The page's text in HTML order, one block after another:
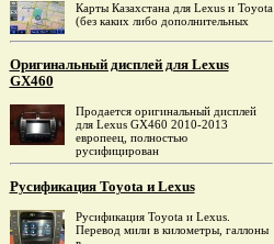
Карты Казахстана для Lexus и Toyota
(без каких либо дополнительных
Оригинальный дисплей для Lexus
GX460
Продается оригинальный дисплей
для Lexus GX460 2010-2013
европеец, полностью
русифицирован
Русификация Toyota и Lexus
Русификация Toyota и Lexus.
Перевод мили в километры, галлоны